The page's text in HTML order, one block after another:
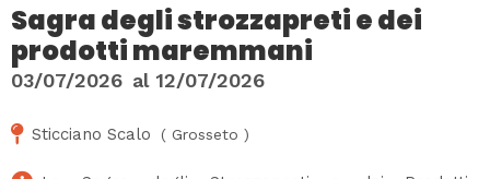
Sagra degli strozzapreti e dei
prodotti maremmani
03/07/2026 al 12/07/2026
Sticciano Scalo ( Grosseto )